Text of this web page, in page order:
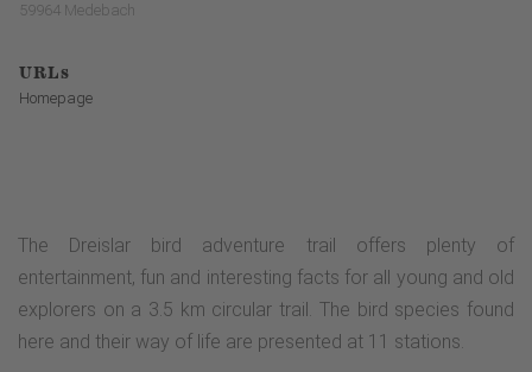
59964 Medebach
URLs
Homepage
The Dreislar bird adventure trail offers plenty of
entertainment, fun and interesting facts for all young and old
explorers on a 3.5 km circular trail. The bird species found
here and their way of life are presented at 11 stations.